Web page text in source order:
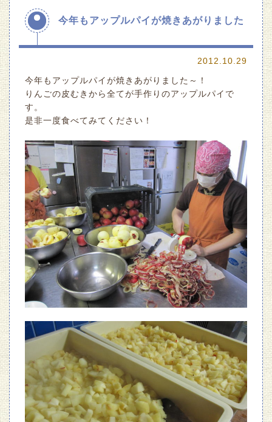
今年もアップルパイが焼きあがりました
2012.10.29
今年もアップルパイが焼きあがりました～！
りんごの皮むきから全てが手作りのアップルパイで
す。
是非一度食べてみてください！